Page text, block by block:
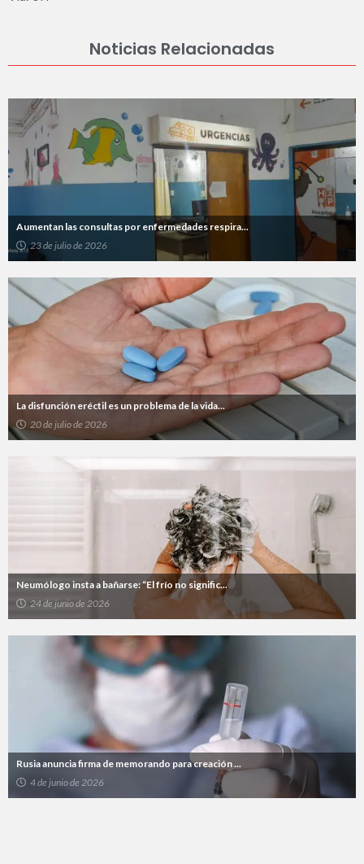
Noticias Relacionadas
Aumentan las consultas por enfermedades respira...
23 de julio de 2026
La disfunción eréctil es un problema de la vida...
20 de julio de 2026
Neumólogo insta a bañarse: “El frío no signific...
24 de junio de 2026
Rusia anuncia firma de memorando para creación ...
4 de junio de 2026